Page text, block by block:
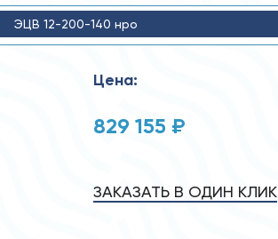
ЭЦВ 12-200-140 нро
Цена:
829 155 ₽
ЗАКАЗАТЬ В ОДИН КЛИК